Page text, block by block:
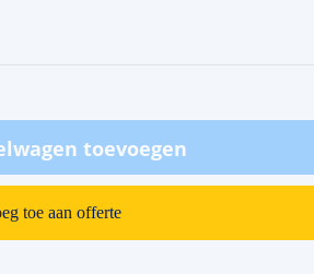
toevoegen
toe aan offerte